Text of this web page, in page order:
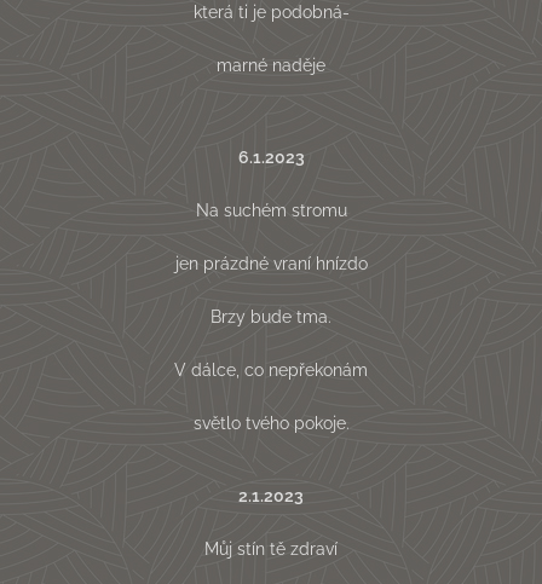
která ti je podobná-
marné naděje
6.1.2023
Na suchém stromu
jen prázdné vraní hnízdo
Brzy bude tma.
V dálce, co nepřekonám
světlo tvého pokoje.
2.1.2023
Můj stín tě zdraví